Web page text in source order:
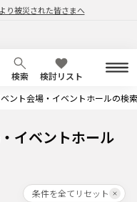
り被災された皆さまへ
検索
検討リスト
ント会場・イベントホールの検
イベントホール
条件を全てリセット